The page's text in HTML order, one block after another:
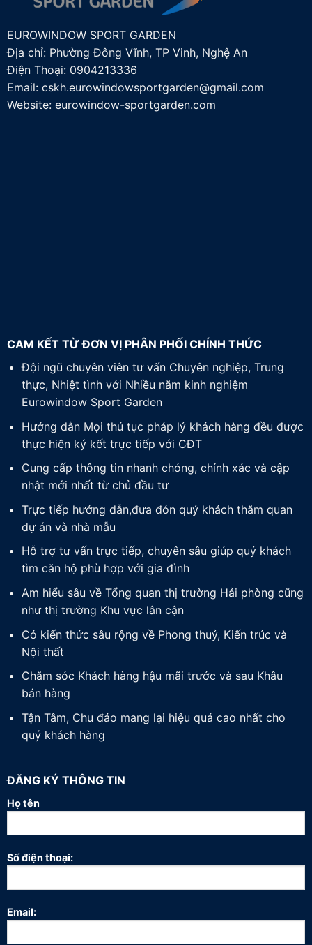
EUROWINDOW SPORT GARDEN
Địa chỉ: Phường Đông Vĩnh, TP Vinh, Nghệ An
Điện Thoại: 0904213336
Email: cskh.eurowindowsportgarden@gmail.com
Website: eurowindow-sportgarden.com
CAM KẾT TỪ ĐƠN VỊ PHÂN PHỐI CHÍNH THỨC
Đội ngũ chuyên viên tư vấn Chuyên nghiệp, Trung
thực, Nhiệt tình với Nhiều năm kinh nghiệm
Eurowindow Sport Garden
Hướng dẫn Mọi thủ tục pháp lý khách hàng đều được
thực hiện ký kết trực tiếp với CĐT
Cung cấp thông tin nhanh chóng, chính xác và cập
nhật mới nhất từ chủ đầu tư
Trực tiếp hướng dẫn,đưa đón quý khách thăm quan
dự án và nhà mẫu
Hỗ trợ tư vấn trực tiếp, chuyên sâu giúp quý khách
tìm căn hộ phù hợp với gia đình
Am hiểu sâu về Tổng quan thị trường Hải phòng cũng
như thị trường Khu vực lân cận
Có kiến thức sâu rộng về Phong thuỷ, Kiến trúc và
Nội thất
Chăm sóc Khách hàng hậu mãi trước và sau Khâu
bán hàng
Tận Tâm, Chu đáo mang lại hiệu quả cao nhất cho
quý khách hàng
ĐĂNG KÝ THÔNG TIN
Họ tên
Số điện thoại:
Email: